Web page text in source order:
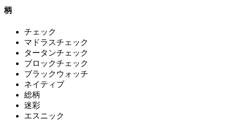
柄
チェック
マドラスチェック
タータンチェック
ブロックチェック
ブラックウォッチ
ネイティブ
総柄
迷彩
エスニック